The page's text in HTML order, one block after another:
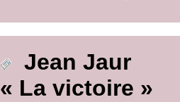
Jean Jaur
« La victoire »